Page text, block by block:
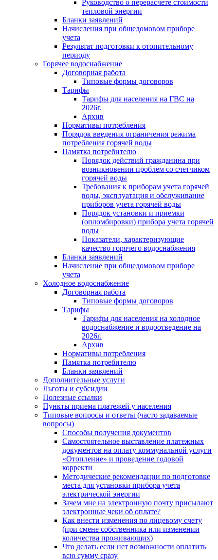
Руководство о перерасчете стоимости
тепловой энергии
Бланки заявлений
Начисления при общедомовом приборе
учета
Результат подготовки к отопительному
периоду
Горячее водоснабжение
Договорная работа
Типовые формы договоров
Тарифы
Тарифы для населения на ГВС на
2026г.
Архив
Нормативы потребления
Порядок введения ограничения режима
потребления горячей воды
Памятка потребителю
Порядок действий гражданина при
возникновении проблем со счетчиком
горячей воды
Требования к приборам учета горячей
воды, эксплуатация и обслуживание
приборов учета горячей воды
Порядок установки и приемки
(опломбировки) прибора учета горячей
воды
Показатели, характеризующие
качество горячего водоснабжения
Бланки заявлений
Начисление при общедомовом приборе
учета
Холодное водоснабжение
Договорная работа
Типовые формы договоров
Тарифы
Тарифы для населения на холодное
водоснабжение и водоотведение на
2026г.
Архив
Нормативы потребления
Памятка потребителю
Бланки заявлений
Дополнительные услуги
Льготы и субсидии
Полезные ссылки
Пункты приема платежей у населения
Типовые вопросы и ответы (часто задаваемые
вопросы)
Способы получения документов
Самостоятельное выставление платежных
документов на оплату коммунальной услуги
«Отопление» и проведение годовой
корректи
Методические рекомендации по подготовке
места для установки прибора учета
электрической энергии
Зачем мне на электронную почту присылают
электронные чеки об оплате?
Как внести изменения по лицевому счету
(при смене собственника или изменении
количества проживающих)
Что делать если нет возможности оплатить
всю сумму сразу